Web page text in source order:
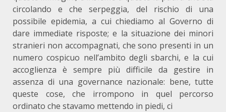
circolando e che serpeggia, del rischio di una
possibile epidemia, a cui chiediamo al Governo di
dare immediate risposte; e la situazione dei minori
stranieri non accompagnati, che sono presenti in un
numero cospicuo nell’ambito degli sbarchi, e la cui
accoglienza è sempre più difficile da gestire in
assenza di una governance nazionale: bene, tutte
queste cose, che irrompono in quel percorso
ordinato che stavamo mettendo in piedi, ci